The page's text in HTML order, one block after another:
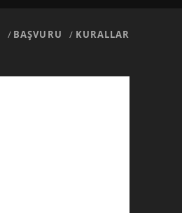
BAŞVURU KURALLAR